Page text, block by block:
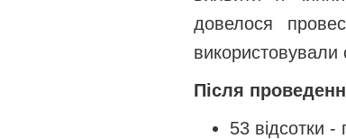
довелося
використовували
Після
53 відсотки -